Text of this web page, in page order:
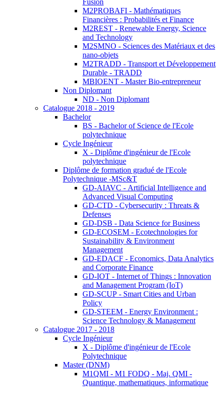
Fusion
M2PROBAFI - Mathématiques
Financières : Probabilités et Finance
M2REST - Renewable Energy, Science
and Technology
M2SMNO - Sciences des Matériaux et des
nano-objets
M2TRADD - Transport et Développement
Durable - TRADD
MBIOENT - Master Bio-entrepreneur
Non Diplomant
ND - Non Diplomant
Catalogue 2018 - 2019
Bachelor
BS - Bachelor of Science de l'Ecole
polytechnique
Cycle Ingénieur
X - Diplôme d'ingénieur de l'Ecole
polytechnique
Diplôme de formation gradué de l'Ecole
Polytechnique -MSc&T
GD-AIAVC - Artificial Intelligence and
Advanced Visual Computing
GD-CTD - Cybersecurity : Threats &
Defenses
GD-DSB - Data Science for Business
GD-ECOSEM - Ecotechnologies for
Sustainability & Environment
Management
GD-EDACF - Economics, Data Analytics
and Corporate Finance
GD-IOT - Internet of Things : Innovation
and Management Program (IoT)
GD-SCUP - Smart Cities and Urban
Policy
GD-STEEM - Energy Environment :
Science Technology & Management
Catalogue 2017 - 2018
Cycle Ingénieur
X - Diplôme d'ingénieur de l'Ecole
Polytechnique
Master (DNM)
M1QMI - M1 FODQ - Maj. QMI -
Quantique, mathematiques, informatique